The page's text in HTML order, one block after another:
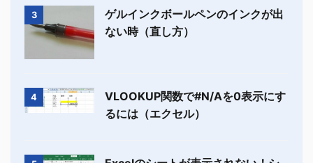
3
ゲルインクボールペンのインクが出
ない時（直し方）
4
VLOOKUP関数で#N/Aを0表示にす
るには（エクセル）